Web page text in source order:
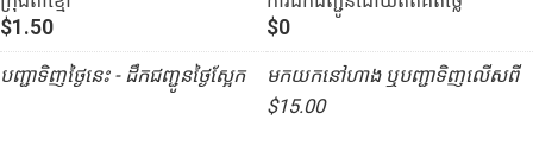
$1.50
បញ្ជាទិញថ្ងៃនេះ - ដឹកជញ្ជូនថ្ងៃស្អែក
$0
មកយកនៅហាង ឬបញ្ជាទិញលើសពី
$15.00